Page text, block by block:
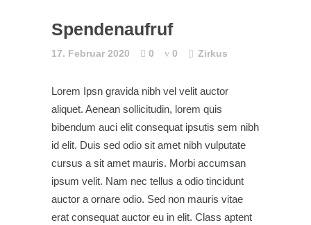
Spendenaufruf
17. Februar 2020 0 0 Zirkus
Lorem Ipsn gravida nibh vel velit auctor
aliquet. Aenean sollicitudin, lorem quis
bibendum auci elit consequat ipsutis sem nibh
id elit. Duis sed odio sit amet nibh vulputate
cursus a sit amet mauris. Morbi accumsan
ipsum velit. Nam nec tellus a odio tincidunt
auctor a ornare odio. Sed non mauris vitae
erat consequat auctor eu in elit. Class aptent